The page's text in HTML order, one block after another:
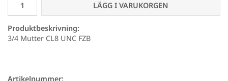
LÄGG I VARUKORGEN
Produktbeskrivning:
3/4 Mutter CL8 UNC FZB
Artikelnummer: